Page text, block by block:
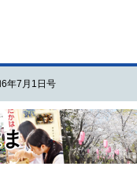
年7月1日号